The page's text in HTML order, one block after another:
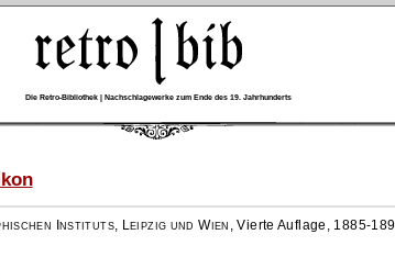
Die Retro-Bibliothek | Nachschlagewerke zum Ende des 19. Jahrhunderts
Instituts, Leipzig und Wien ,Vierte Auflage, 1885-